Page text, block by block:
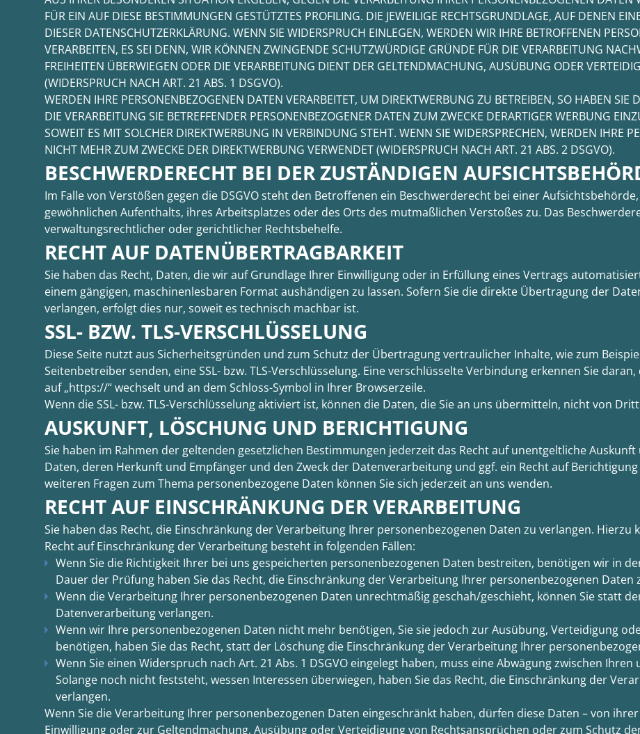
FÜR EIN AUF DIESE BESTIMMUNGEN GESTÜTZTES PROFILING. DIE JEWEILIGE RECHTSGRUNDLAGE, AUF DENEN
DIESER DATENSCHUTZERKLÄRUNG. WENN SIE WIDERSPRUCH EINLEGEN, WERDEN WIR IHRE BETROFFENEN
VERARBEITEN, ES SEI DENN, WIR KÖNNEN ZWINGENDE SCHUTZWÜRDIGE GRÜNDE FÜR DIE VERARBEITUNG
FREIHEITEN ÜBERWIEGEN ODER DIE VERARBEITUNG DIENT DER GELTENDMACHUNG, AUSÜBUNG ODER
(WIDERSPRUCH NACH ART. 21 ABS. 1 DSGVO).
WERDEN IHRE PERSONENBEZOGENEN DATEN VERARBEITET, UM DIREKTWERBUNG ZU BETREIBEN, SO HABEN SIE
DIE VERARBEITUNG SIE BETREFFENDER PERSONENBEZOGENER DATEN ZUM ZWECKE DERARTIGER WERBUNG
SOWEIT ES MIT SOLCHER DIREKTWERBUNG IN VERBINDUNG STEHT. WENN SIE WIDERSPRECHEN, WERDEN IHRE
NICHT MEHR ZUM ZWECKE DER DIREKTWERBUNG VERWENDET (WIDERSPRUCH NACH ART. 21 ABS. 2 DSGVO).
BESCHWERDE­RECHT BEI DER ZUSTÄNDIGEN
Im Falle von Verstößen gegen die DSGVO steht den Betroffenen ein Beschwerderecht bei einer
gewöhnlichen Aufenthalts, ihres Arbeitsplatzes oder des Orts des mutmaßlichen Verstoßes zu. Das
verwaltungsrechtlicher oder gerichtlicher Rechtsbehelfe.
RECHT AUF DATEN­ÜBERTRAG­BARKEIT
Sie haben das Recht, Daten, die wir auf Grundlage Ihrer Einwilligung oder in Erfüllung eines Vertrags
einem gängigen, maschinenlesbaren Format aushändigen zu lassen. Sofern Sie die direkte Übertragung der
verlangen, erfolgt dies nur, soweit es technisch machbar ist.
SSL- BZW. TLS-VERSCHLÜSSELUNG
Diese Seite nutzt aus Sicherheitsgründen und zum Schutz der Übertragung vertraulicher Inhalte, wie zum
Seitenbetreiber senden, eine SSL- bzw. TLS-Verschlüsselung. Eine verschlüsselte Verbindung erkennen Sie
auf „https://“ wechselt und an dem Schloss-Symbol in Ihrer Browserzeile.
Wenn die SSL- bzw. TLS-Verschlüsselung aktiviert ist, können die Daten, die Sie an uns übermitteln, nicht von
AUSKUNFT, LÖSCHUNG UND BERICHTIGUNG
Sie haben im Rahmen der geltenden gesetzlichen Bestimmungen jederzeit das Recht auf unentgeltliche
Daten, deren Herkunft und Empfänger und den Zweck der Datenverarbeitung und ggf. ein Recht auf
weiteren Fragen zum Thema personenbezogene Daten können Sie sich jederzeit an uns wenden.
RECHT AUF EINSCHRÄNKUNG DER VERARBEITUNG
Sie haben das Recht, die Einschränkung der Verarbeitung Ihrer personenbezogenen Daten zu verlangen. Hierzu
Recht auf Einschränkung der Verarbeitung besteht in folgenden Fällen:
Wenn Sie die Richtigkeit Ihrer bei uns gespeicherten personenbezogenen Daten bestreiten, benötigen wir in
Dauer der Prüfung haben Sie das Recht, die Einschränkung der Verarbeitung Ihrer personenbezogenen Daten
Wenn die Verarbeitung Ihrer personenbezogenen Daten unrechtmäßig geschah/geschieht, können Sie statt
Datenverarbeitung verlangen.
Wenn wir Ihre personenbezogenen Daten nicht mehr benötigen, Sie sie jedoch zur Ausübung, Verteidigung
benötigen, haben Sie das Recht, statt der Löschung die Einschränkung der Verarbeitung Ihrer
Wenn Sie einen Widerspruch nach Art. 21 Abs. 1 DSGVO eingelegt haben, muss eine Abwägung zwischen
Solange noch nicht feststeht, wessen Interessen überwiegen, haben Sie das Recht, die Einschränkung der
verlangen.
Wenn Sie die Verarbeitung Ihrer personenbezogenen Daten eingeschränkt haben, dürfen diese Daten – von
Einwilligung oder zur Geltendmachung, Ausübung oder Verteidigung von Rechtsansprüchen oder zum Schutz